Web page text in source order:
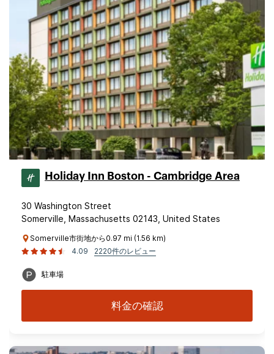
Holiday Inn Boston - Cambridge Area
30 Washington Street
Somerville, Massachusetts 02143, United States
Somerville市街地から0.97 mi (1.56 km)
4.09
2220件のレビュー
駐車場
料金の確認